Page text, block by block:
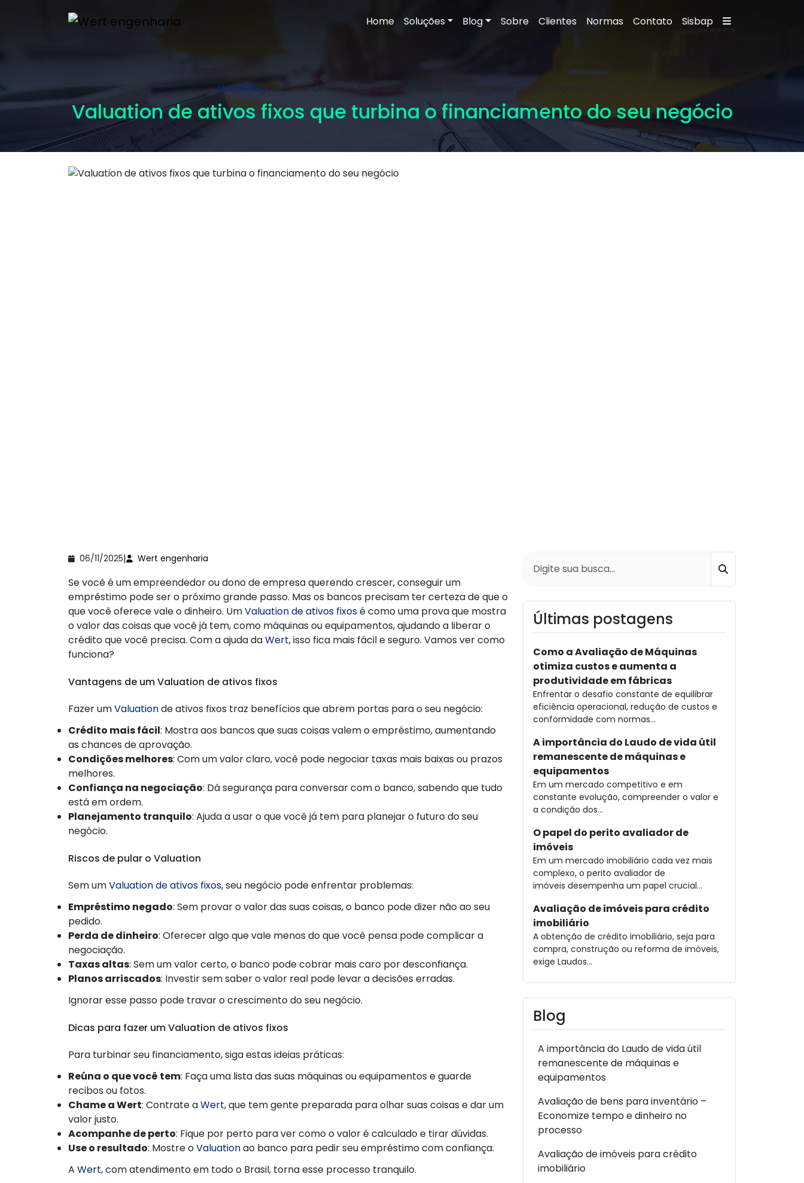
Home Soluções Blog Sobre Clientes Normas Contato Sisbap
HomeBlogValuation de ativos fixos que turbina o financiamento do seu negócio
Valuation de ativos fixos que turbina o financiamento do seu negócio
06/11/2025| Wert engenharia
Se você é um empreendedor ou dono de empresa querendo crescer, conseguir um
empréstimo pode ser o próximo grande passo. Mas os bancos precisam ter certeza de que o
que você oferece vale o dinheiro. UmValuation de ativos fixosé como uma prova que mostra
o valor das coisas que você já tem, como máquinas ou equipamentos, ajudando a liberar o
crédito que você precisa. Com a ajuda daWert, isso fica mais fácil e seguro. Vamos ver como
funciona?
Vantagens de um Valuation de ativos fixos
Fazer umValuationde ativos fixos traz benefícios que abrem portas para o seu negócio:
Crédito mais fácil: Mostra aos bancos que suas coisas valem o empréstimo, aumentando
as chances de aprovação.
Condições melhores: Com um valor claro, você pode negociar taxas mais baixas ou prazos
melhores.
Confiança na negociação: Dá segurança para conversar com o banco, sabendo que tudo
está em ordem.
Planejamento tranquilo: Ajuda a usar o que você já tem para planejar o futuro do seu
negócio.
Riscos de pular o Valuation
Sem umValuation de ativos fixos, seu negócio pode enfrentar problemas:
Empréstimo negado: Sem provar o valor das suas coisas, o banco pode dizer não ao seu
pedido.
Perda de dinheiro: Oferecer algo que vale menos do que você pensa pode complicar a
negociação.
Taxas altas: Sem um valor certo, o banco pode cobrar mais caro por desconfiança.
Planos arriscados: Investir sem saber o valor real pode levar a decisões erradas.
Ignorar esse passo pode travar o crescimento do seu negócio.
Dicas para fazer um Valuation de ativos fixos
Para turbinar seu financiamento, siga estas ideias práticas:
Reúna o que você tem: Faça uma lista das suas máquinas ou equipamentos e guarde
recibos ou fotos.
Chame a Wert: Contrate aWert, que tem gente preparada para olhar suas coisas e dar um
valor justo.
Acompanhe de perto: Fique por perto para ver como o valor é calculado e tirar dúvidas.
Use o resultado: Mostre oValuationao banco para pedir seu empréstimo com confiança.
A Wert, com atendimento em todo o Brasil, torna esse processo tranquilo.
Buscar
Últimas postagens
Como a Avaliação de Máquinas
otimiza custos e aumenta a
produtividade em fábricas
Enfrentar o desafio constante de equilibrar
eficiência operacional, redução de custos e
conformidade com normas...
A importância do Laudo de vida útil
remanescente de máquinas e
equipamentos
Em um mercado competitivo e em
constante evolução, compreender o valor e
a condição dos...
O papel do perito avaliador de
imóveis
Em um mercado imobiliário cada vez mais
complexo, o perito avaliador de
imóveis desempenha um papel crucial...
Avaliação de imóveis para crédito
imobiliário
A obtenção de crédito imobiliário, seja para
compra, construção ou reforma de imóveis,
exige Laudos...
Blog
A importância do Laudo de vida útil
remanescente de máquinas e
equipamentos
Avaliação de bens para inventário –
Economize tempo e dinheiro no
processo
Avaliação de imóveis para crédito
imobiliário